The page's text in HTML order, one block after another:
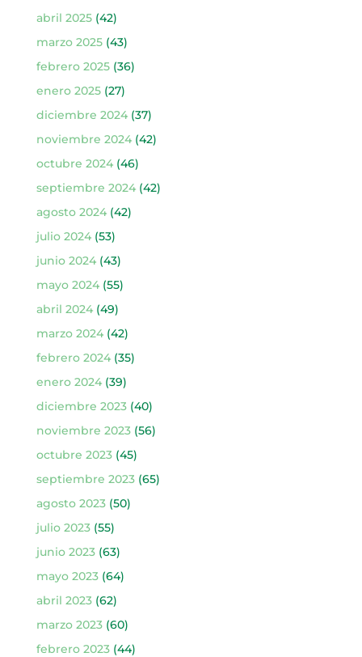
abril 2025(42)
marzo 2025(43)
febrero 2025(36)
enero 2025(27)
diciembre 2024(37)
noviembre 2024(42)
octubre 2024(46)
septiembre 2024(42)
agosto 2024(42)
julio 2024(53)
junio 2024(43)
mayo 2024(55)
abril 2024(49)
marzo 2024(42)
febrero 2024(35)
enero 2024(39)
diciembre 2023(40)
noviembre 2023(56)
octubre 2023(45)
septiembre 2023(65)
agosto 2023(50)
julio 2023(55)
junio 2023(63)
mayo 2023(64)
abril 2023(62)
marzo 2023(60)
febrero 2023(44)